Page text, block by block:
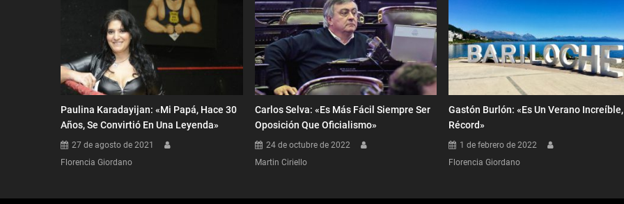
Paulina Karadayijan: «Mi Papá, Hace 30
Años, Se Convirtió En Una Leyenda»
27 de agosto de 2021
Florencia Giordano
Carlos Selva: «Es Más Fácil Siempre Ser
Oposición Que Oficialismo»
24 de octubre de 2022
Martin Ciriello
Gastón Burlón: «Es Un Verano Increíble,
Récord»
1 de febrero de 2022
Florencia Giordano